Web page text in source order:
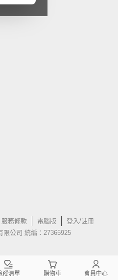
服務條款 電腦版
登入/註冊
限公司 統編：27365925
蹤清單 購物車 會員中心